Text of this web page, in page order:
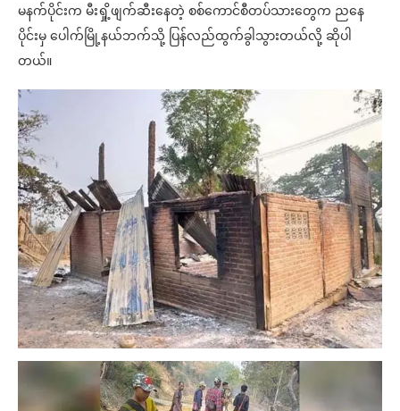
မနက်ပိုင်းက မီးရှို့ဖျက်ဆီးနေတဲ့ စစ်ကောင်စီတပ်သားတွေက ညနေ
ပိုင်းမှ ပေါက်မြို့နယ်ဘက်သို့ ပြန်လည်ထွက်ခွါသွားတယ်လို့ ဆိုပါ
တယ်။